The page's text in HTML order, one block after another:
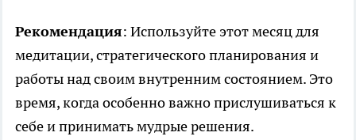
Рекомендация: Используйте этот месяц для
медитации, стратегического планирования и
работы над своим внутренним состоянием. Это
время, когда особенно важно прислушиваться к
себе и принимать мудрые решения.